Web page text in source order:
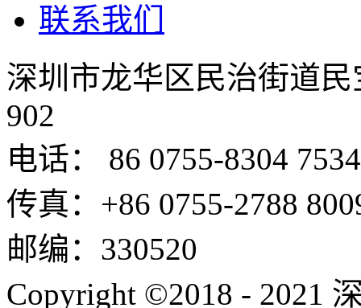
联系我们
深圳市龙华区民治街道
902
电话： 86 0755-8304 7534
传真：+86 0755-2788
邮编：330520
Copyright ©2018 - 2021